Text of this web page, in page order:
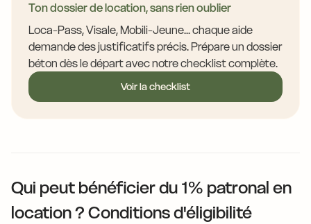
Ton dossier de location, sans rien oublier
Loca-Pass, Visale, Mobili-Jeune... chaque aide
demande des justificatifs précis. Prépare un dossier
béton dès le départ avec notre checklist complète.
Voir la checklist
Qui peut bénéficier du 1% patronal en
location ? Conditions d'éligibilité